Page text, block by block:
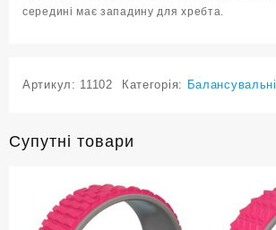
середині має западину для хребта.
Артикул: 11102 Категорія:
Супутні товари